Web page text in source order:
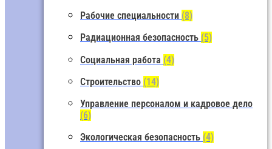
Рабочие специальности (8)
Радиационная безопасность (5)
Социальная работа (4)
Строительство (14)
Управление персоналом и кадровое дело
(6)
Экологическая безопасность (4)